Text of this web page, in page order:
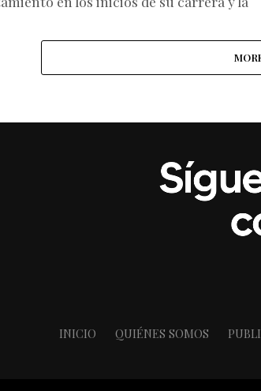
INICIO QUIÉNES SOMOS